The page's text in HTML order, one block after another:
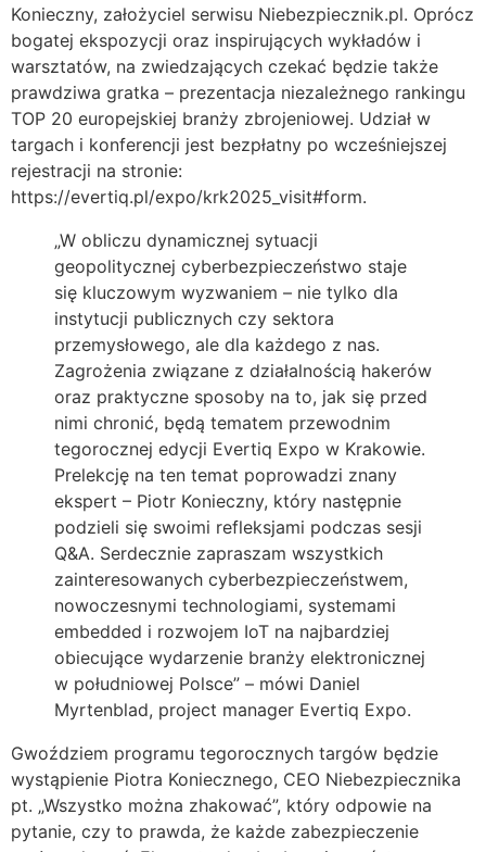
Konieczny, założyciel serwisu Niebezpiecznik.pl. Oprócz
bogatej ekspozycji oraz inspirujących wykładów i
warsztatów, na zwiedzających czekać będzie także
prawdziwa gratka – prezentacja niezależnego rankingu
TOP 20 europejskiej branży zbrojeniowej. Udział w
targach i konferencji jest bezpłatny po wcześniejszej
rejestracji na stronie:
https://evertiq.pl/expo/krk2025_visit#form.
„W obliczu dynamicznej sytuacji
geopolitycznej cyberbezpieczeństwo staje
się kluczowym wyzwaniem – nie tylko dla
instytucji publicznych czy sektora
przemysłowego, ale dla każdego z nas.
Zagrożenia związane z działalnością hakerów
oraz praktyczne sposoby na to, jak się przed
nimi chronić, będą tematem przewodnim
tegorocznej edycji Evertiq Expo w Krakowie.
Prelekcję na ten temat poprowadzi znany
ekspert – Piotr Konieczny, który następnie
podzieli się swoimi refleksjami podczas sesji
Q&A. Serdecznie zapraszam wszystkich
zainteresowanych cyberbezpieczeństwem,
nowoczesnymi technologiami, systemami
embedded i rozwojem IoT na najbardziej
obiecujące wydarzenie branży elektronicznej
w południowej Polsce” – mówi Daniel
Myrtenblad, project manager Evertiq Expo.
Gwoździem programu tegorocznych targów będzie
wystąpienie Piotra Koniecznego, CEO Niebezpiecznika
pt. „Wszystko można zhakować”, który odpowie na
pytanie, czy to prawda, że każde zabezpieczenie